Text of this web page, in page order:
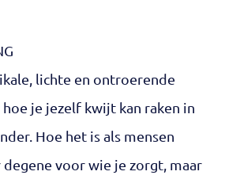
lichte en ontroerende
je jezelf kwijt kan raken in
Hoe het is als mensen
voor wie je zorgt, maar